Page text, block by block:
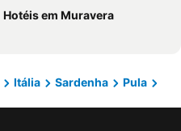
Hotéis em Muravera
Itália Sardenha
Pula